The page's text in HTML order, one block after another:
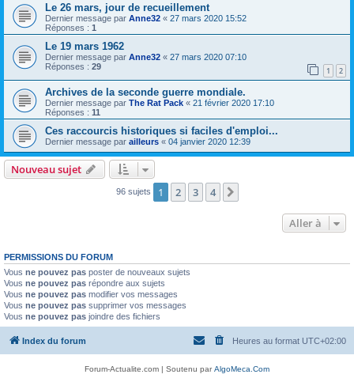
Le 26 mars, jour de recueillement
Dernier message par Anne32 « 27 mars 2020 15:52
Réponses : 1
Le 19 mars 1962
Dernier message par Anne32 « 27 mars 2020 07:10
Réponses : 29 1 2
Archives de la seconde guerre mondiale.
Dernier message par The Rat Pack « 21 février 2020 17:10
Réponses : 11
Ces raccourcis historiques si faciles d'emploi...
Dernier message par ailleurs « 04 janvier 2020 12:39
Nouveau sujet
96 sujets 1 2 3 4
Aller à
PERMISSIONS DU FORUM
Vous ne pouvez pas poster de nouveaux sujets
Vous ne pouvez pas répondre aux sujets
Vous ne pouvez pas modifier vos messages
Vous ne pouvez pas supprimer vos messages
Vous ne pouvez pas joindre des fichiers
Index du forum Heures au format UTC+02:00
Forum-Actualite.com | Soutenu parAlgoMeca.Com